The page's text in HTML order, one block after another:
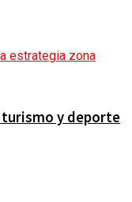
turismo y deporte